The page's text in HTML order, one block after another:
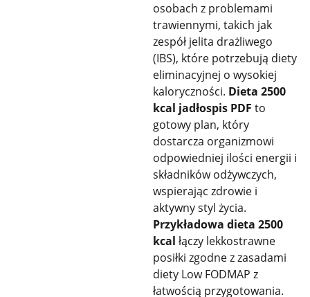
osobach z problemami
trawiennymi, takich jak
zespół jelita drażliwego
(IBS), które potrzebują diety
eliminacyjnej o wysokiej
kaloryczności. Dieta 2500
kcal jadłospis PDF to
gotowy plan, który
dostarcza organizmowi
odpowiedniej ilości energii i
składników odżywczych,
wspierając zdrowie i
aktywny styl życia.
Przykładowa dieta 2500
kcal łączy lekkostrawne
posiłki zgodne z zasadami
diety Low FODMAP z
łatwością przygotowania.